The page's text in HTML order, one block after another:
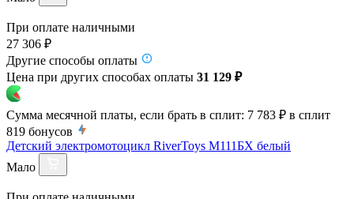
При оплате наличными
27 306 ₽
Другие способы оплаты
Цена при других способах оплаты 31 129 ₽
Сумма месячной платы, если брать в сплит: 7 783 ₽ в сплит
819 бонусов
Детский электромотоцикл RiverToys М111БХ белый
Мало